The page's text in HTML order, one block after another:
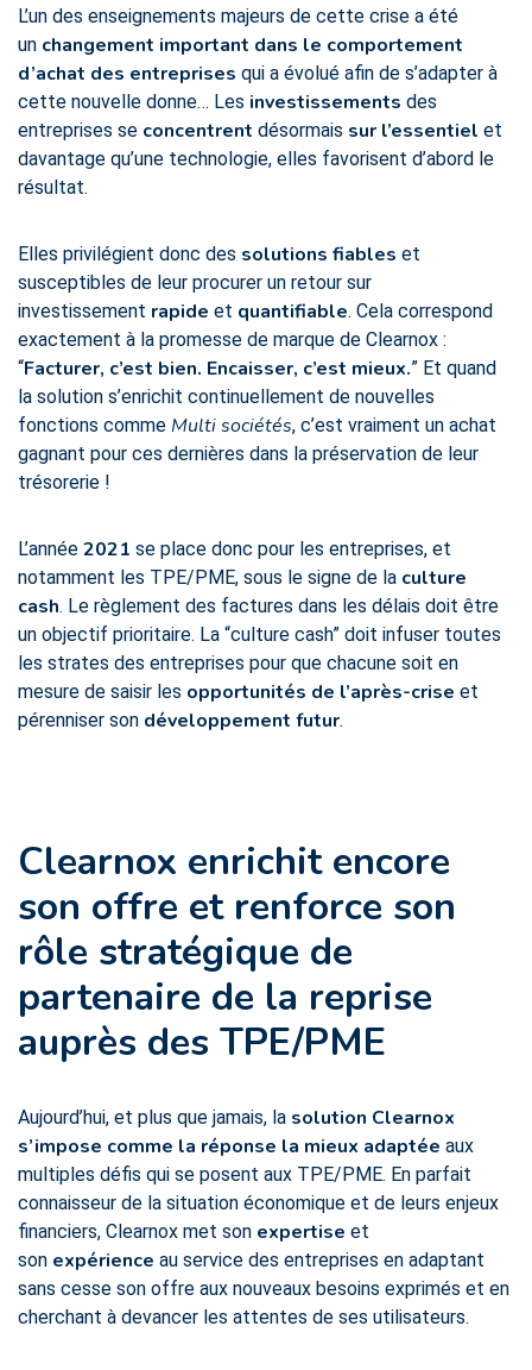
L’un des enseignements majeurs de cette crise a été
un changement important dans le comportement
d’achat des entreprises qui a évolué afin de s’adapter à
cette nouvelle donne… Les investissements des
entreprises se concentrent désormais sur l’essentiel et
davantage qu’une technologie, elles favorisent d’abord le
résultat.
Elles privilégient donc des solutions fiables et
susceptibles de leur procurer un retour sur
investissement rapide et quantifiable. Cela correspond
exactement à la promesse de marque de Clearnox :
“Facturer, c’est bien. Encaisser, c’est mieux.” Et quand
la solution s’enrichit continuellement de nouvelles
fonctions comme Multi sociétés, c’est vraiment un achat
gagnant pour ces dernières dans la préservation de leur
trésorerie !
L’année 2021 se place donc pour les entreprises, et
notamment les TPE/PME, sous le signe de la culture
cash. Le règlement des factures dans les délais doit être
un objectif prioritaire. La “culture cash” doit infuser toutes
les strates des entreprises pour que chacune soit en
mesure de saisir les opportunités de l’après-crise et
pérenniser son développement futur.
Clearnox enrichit encore
son offre et renforce son
rôle stratégique de
partenaire de la reprise
auprès des TPE/PME
Aujourd’hui, et plus que jamais, la solution Clearnox
s’impose comme la réponse la mieux adaptée aux
multiples défis qui se posent aux TPE/PME. En parfait
connaisseur de la situation économique et de leurs enjeux
financiers, Clearnox met son expertise et
son expérience au service des entreprises en adaptant
sans cesse son offre aux nouveaux besoins exprimés et en
cherchant à devancer les attentes de ses utilisateurs.